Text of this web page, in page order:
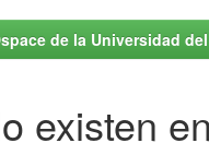
de la Universidad
existen